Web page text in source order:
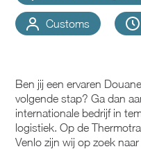
Customs
Ben jij een ervaren
volgende stap? Ga dan
internationale bedrijf in
logistiek. Op de
Venlo zijn wij op zoek